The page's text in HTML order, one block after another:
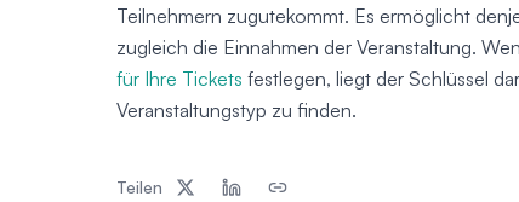
Teilnehmern zugutekommt. Es ermöglicht
zugleich die Einnahmen der Veranstaltung.
für Ihre Tickets festlegen, liegt der Schlüssel
Veranstaltungstyp zu finden.
Teilen